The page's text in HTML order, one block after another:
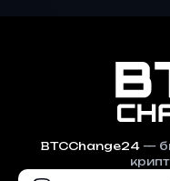
BTCChange24—